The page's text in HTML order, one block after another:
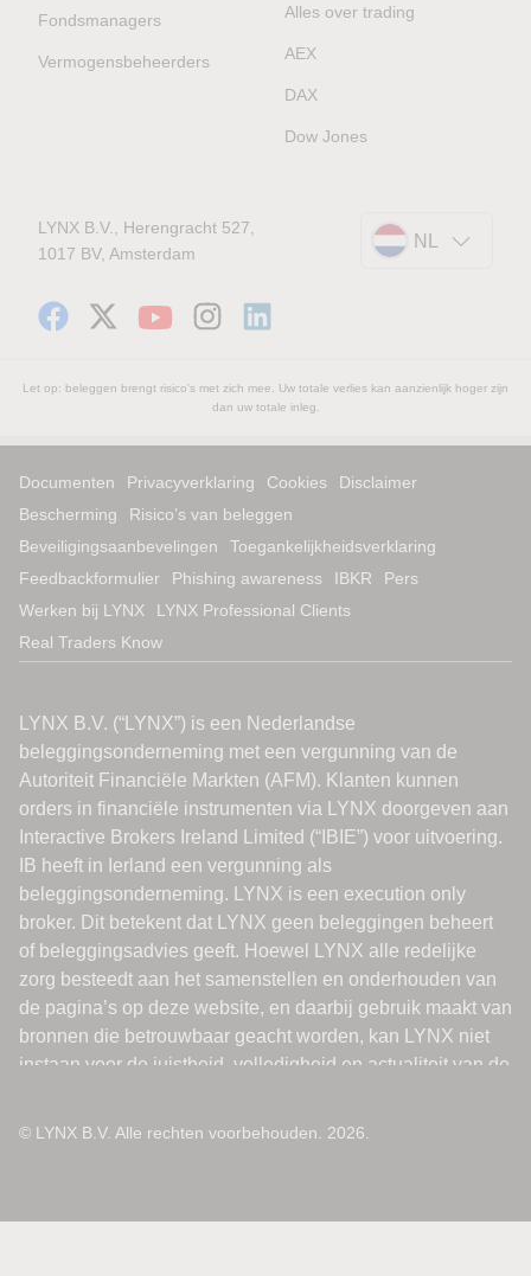
Fondsmanagers
Vermogensbeheerders
Alles over trading
AEX
DAX
Dow Jones
LYNX B.V., Herengracht 527,
1017 BV, Amsterdam
NL
Let op: beleggen brengt risico's met zich mee. Uw totale verlies kan aanzienlijk hoger zijn
dan uw totale inleg.
Documenten Privacyverklaring Cookies
Disclaimer
Bescherming
Risico’s van beleggen
Beveiligingsaanbevelingen
Toegankelijkheidsverklaring
Feedbackformulier
Phishing awareness IBKR
Pers
Werken bij LYNX
LYNX Professional Clients
Real Traders Know
© LYNX B.V. Alle rechten voorbehouden. 2026.